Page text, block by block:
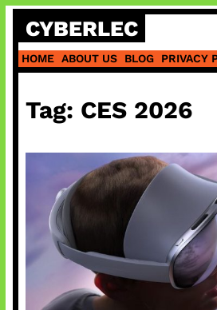
Skip
content
CYBERLEC
HOME ABOUT US BLOG PRIVACY
Tag: CES 2026